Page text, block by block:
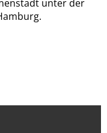
unter der